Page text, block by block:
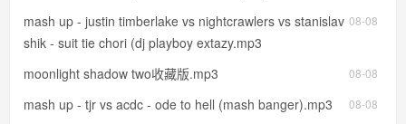
08-08
mash up - justin timberlake vs nightcrawlers vs stanislav
shik - suit tie chori (dj playboy extazy.mp3
08-08
moonlight shadow two收藏版.mp3
08-08
mash up - tjr vs acdc - ode to hell (mash banger).mp3